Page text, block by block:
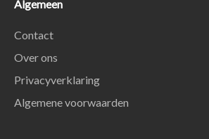
Algemeen
Contact
Over ons
Privacyverklaring
Algemene voorwaarden